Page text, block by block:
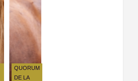
QUORUM
DE LA